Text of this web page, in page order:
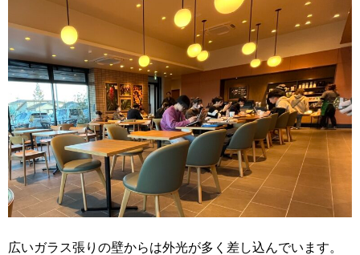
広いガラス張りの壁からは外光が多く差し込んでいます。